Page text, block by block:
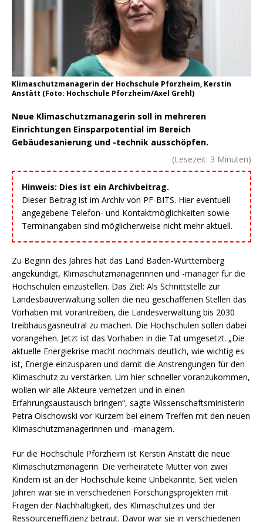
Klimaschutzmanagerin der Hochschule Pforzheim, Kerstin
Anstätt (Foto: Hochschule Pforzheim/Axel Grehl)
Neue Klimaschutzmanagerin soll in mehreren
Einrichtungen Einsparpotential im Bereich
Gebäudesanierung und -technik ausschöpfen.
(Lesezeit: 3 Minuten)
Hinweis: Dies ist ein Archivbeitrag.
Dieser Beitrag ist im Archiv von PF-BITS. Hier eventuell
angegebene Telefon- und Kontaktmöglichkeiten sowie
Terminangaben sind möglicherweise nicht mehr aktuell.
Zu Beginn des Jahres hat das Land Baden-Württemberg
angekündigt, Klimaschutzmanagerinnen und -manager für die
Hochschulen einzustellen. Das Ziel: Als Schnittstelle zur
Landesbauverwaltung sollen die neu geschaffenen Stellen das
Vorhaben mit vorantreiben, die Landesverwaltung bis 2030
treibhausgasneutral zu machen. Die Hochschulen sollen dabei
vorangehen. Jetzt ist das Vorhaben in die Tat umgesetzt. „Die
aktuelle Energiekrise macht nochmals deutlich, wie wichtig es
ist, Energie einzusparen und damit die Anstrengungen für den
Klimaschutz zu verstärken. Um hier schneller voranzukommen,
wollen wir alle Akteure vernetzen und in einen
Erfahrungsaustausch bringen“, sagte Wissenschaftsministerin
Petra Olschowski vor Kurzem bei einem Treffen mit den neuen
Klimaschutzmanagerinnen und -managern.
Für die Hochschule Pforzheim ist Kerstin Anstätt die neue
Klimaschutzmanagerin. Die verheiratete Mutter von zwei
Kindern ist an der Hochschule keine Unbekannte. Seit vielen
Jahren war sie in verschiedenen Forschungsprojekten mit
Fragen der Nachhaltigkeit, des Klimaschutzes und der
Ressourceneffizienz betraut. Davor war sie in verschiedenen